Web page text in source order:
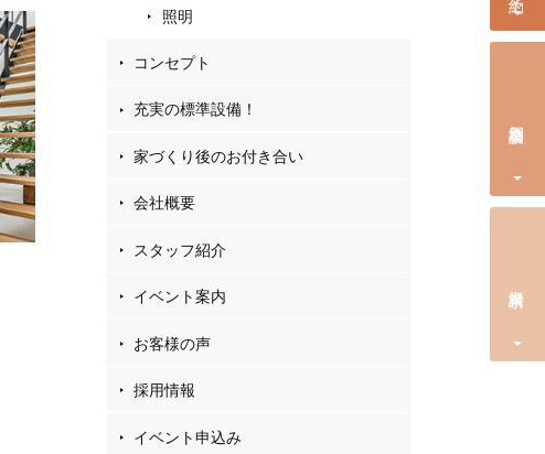
照明
コンセプト
充実の標準設備！
家づくり後のお付き合い
会社概要
スタッフ紹介
イベント案内
お客様の声
採用情報
イベント申込み